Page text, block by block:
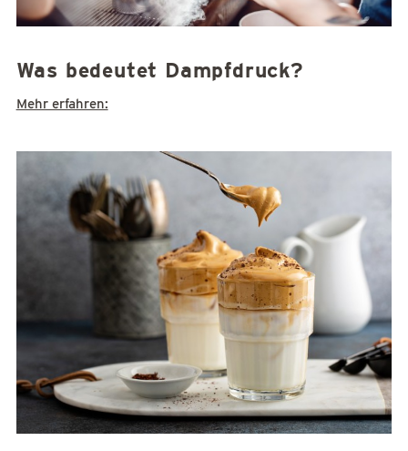
Was bedeutet Dampfdruck?
Mehr erfahren: